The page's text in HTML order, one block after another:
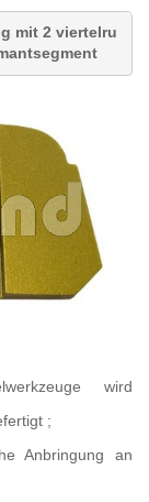
mit 2 viertelru
wird
;
Anbringung an